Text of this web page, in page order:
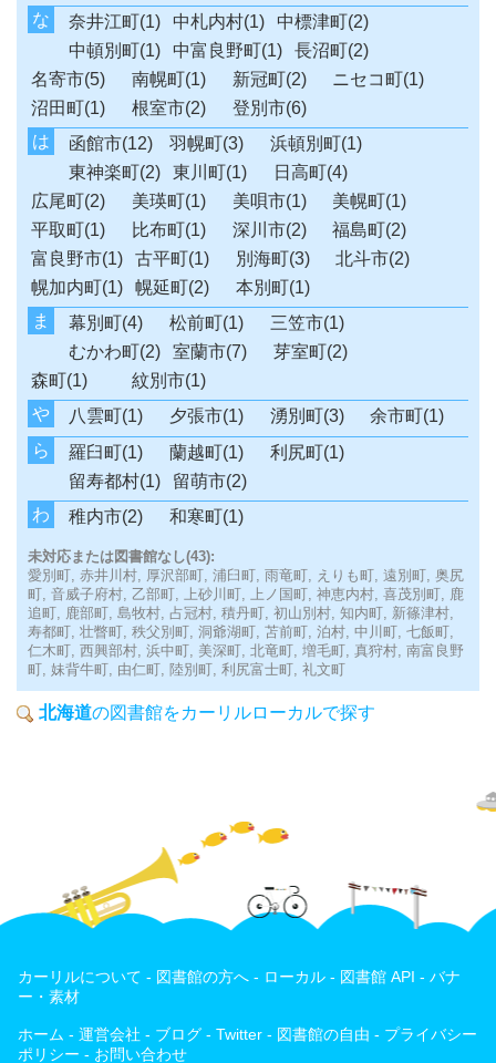
な
奈井江町(1) 中札内村(1)
中標津町(2)
中頓別町(1)
中富良野町(1)
長沼町(2)
名寄市(5)
南幌町(1) 新冠町(2)
ニセコ町(1)
沼田町(1)
根室市(2)
登別市(6)
は
函館市(12) 羽幌町(3)
浜頓別町(1)
東神楽町(2)
東川町(1)
日高町(4)
広尾町(2)
美瑛町(1) 美唄市(1)
美幌町(1)
平取町(1)
比布町(1) 深川市(2)
福島町(2)
富良野市(1)
古平町(1) 別海町(3)
北斗市(2)
幌加内町(1)
幌延町(2)
本別町(1)
ま
幕別町(4) 松前町(1)
三笠市(1)
むかわ町(2)
室蘭市(7)
芽室町(2)
森町(1)
紋別市(1)
や
八雲町(1) 夕張市(1) 湧別町(3)
余市町(1)
ら
羅臼町(1) 蘭越町(1)
利尻町(1)
留寿都村(1)
留萌市(2)
わ
稚内市(2) 和寒町(1)
未対応または図書館なし(43):
愛別町, 赤井川村, 厚沢部町, 浦臼町, 雨竜町, えりも町, 遠別町, 奥尻
町, 音威子府村, 乙部町, 上砂川町, 上ノ国町, 神恵内村, 喜茂別町,
鹿
追町,
鹿部町, 島牧村, 占冠村, 積丹町, 初山別村, 知内町, 新篠津村,
寿都町, 壮瞥町, 秩父別町, 洞爺湖町, 苫前町, 泊村, 中川町, 七飯町,
仁木町, 西興部村, 浜中町, 美深町, 北竜町, 増毛町, 真狩村, 南富良野
町, 妹背牛町, 由仁町, 陸別町, 利尻富士町, 礼文町
北海道の図書館をカーリルローカルで探す
カーリルについて - 図書館の方へ - ローカル - 図書館 API - バナ
ー・素材
ホーム - 運営会社 - ブログ - Twitter - 図書館の自由 - プライバシー
ポリシー - お問い合わせ